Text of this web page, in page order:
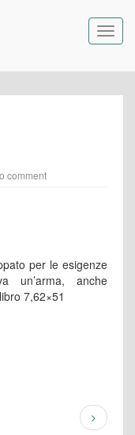
comment
per le esigenze
un’arma, anche
7,62×51